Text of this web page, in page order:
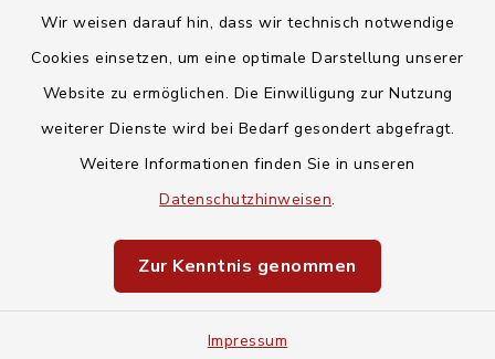
Wir weisen darauf hin, dass wir technisch notwendige
Cookies einsetzen, um eine optimale Darstellung unserer
Website zu ermöglichen. Die Einwilligung zur Nutzung
weiterer Dienste wird bei Bedarf gesondert abgefragt.
Weitere Informationen finden Sie in unseren
Datenschutzhinweisen.
Zur Kenntnis genommen
Impressum
Barrierefreiheit
Impressum
Sitemap